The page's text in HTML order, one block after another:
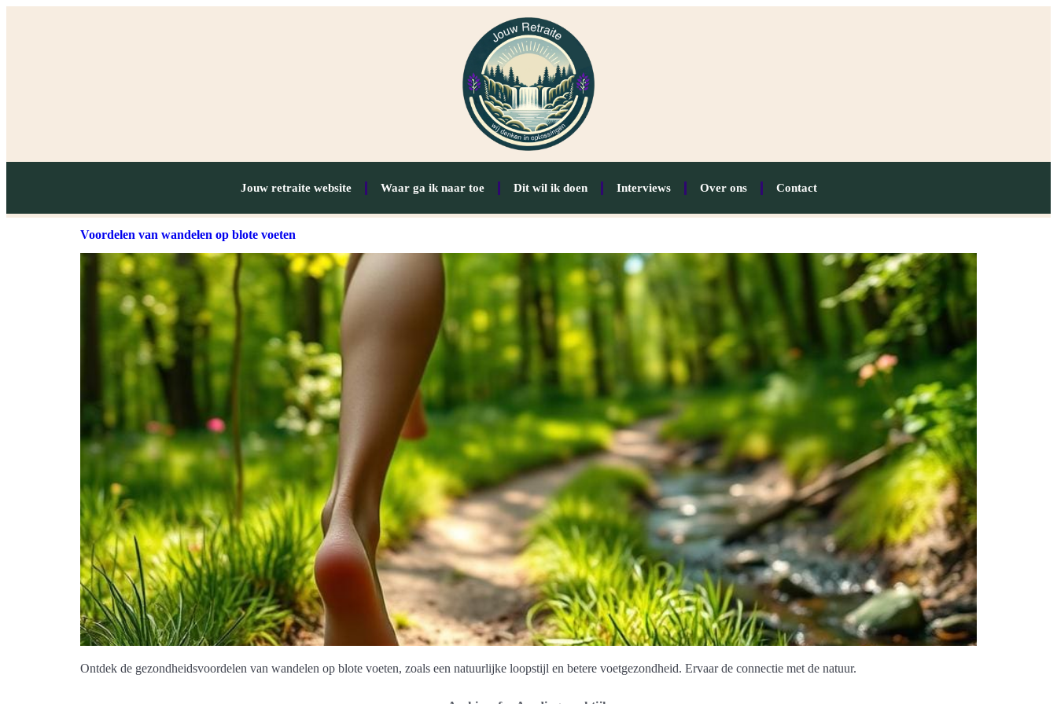
Jouw retraite website Waar ga ik naar toe Dit wil ik doen Interviews Over ons Contact
Voordelen van wandelen op blote voeten
Ontdek de gezondheidsvoordelen van wandelen op blote voeten, zoals een natuurlijke loopstijl en betere voetgezondheid. Ervaar de connectie met de natuur.